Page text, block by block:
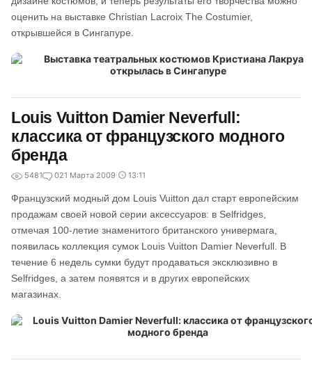
оценить на выставке Christian Lacroix The Costumier,
открывшейся в Сингапуре.
Louis Vuitton Damier Neverfull:
классика от французского модного
бренда
5481 021 Марта 2009 13:11
Французский модный дом Louis Vuitton дал старт европейским
продажам своей новой серии аксессуаров: в Selfridges,
отмечая 100-летие знаменитого британского универмага,
появилась коллекция сумок Louis Vuitton Damier Neverfull. В
течение 6 недель сумки будут продаваться эксклюзивно в
Selfridges, а затем появятся и в других европейских
магазинах.